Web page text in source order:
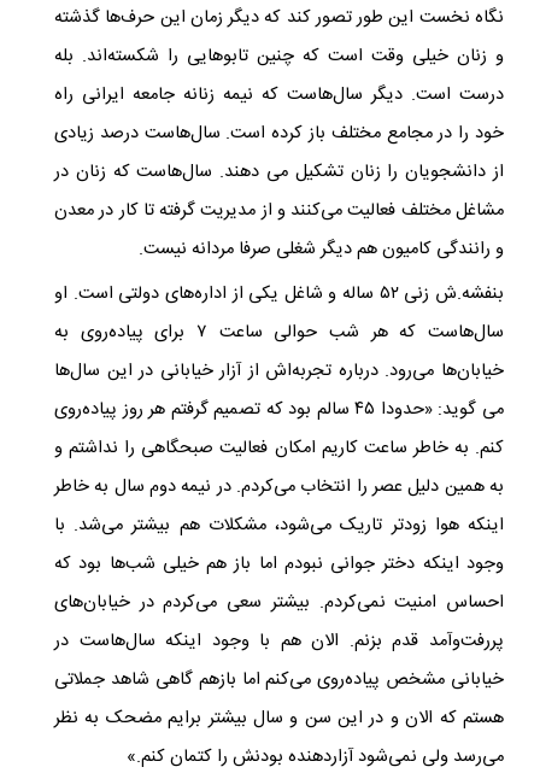
نگاه نخست این طور تصور کند که دیگر زمان این حرف‌ها گذشته
و زنان خیلی وقت است که چنین تابوهایی را شکسته‌اند. بله
درست است. دیگر سال‌هاست که نیمه زنانه جامعه ایرانی راه
خود را در مجامع مختلف باز کرده است. سال‌هاست درصد زیادی
از دانشجویان را زنان تشکیل می دهند. سال‌هاست که زنان در
مشاغل مختلف فعالیت می‌کنند و از مدیریت گرفته تا کار در معدن
و رانندگی کامیون هم دیگر شغلی صرفا مردانه نیست.
بنفشه.ش زنی ۵۲ ساله و شاغل یکی از اداره‌های دولتی است. او
سال‌هاست که هر شب حوالی ساعت ۷ برای پیاده‌روی به
خیابان‌ها می‌رود. درباره تجربه‌اش از آزار خیابانی در این سال‌ها
می گوید: «حدودا ۴۵ سالم بود که تصمیم گرفتم هر روز پیاده‌روی
کنم. به خاطر ساعت کاریم امکان فعالیت صبحگاهی را نداشتم و
به همین دلیل عصر را انتخاب می‌کردم. در نیمه دوم سال به خاطر
اینکه هوا زودتر تاریک می‌شود، مشکلات هم بیشتر می‌شد. با
وجود اینکه دختر جوانی نبودم اما باز هم خیلی شب‌ها بود که
احساس امنیت نمی‌کردم. بیشتر سعی می‌کردم در خیابان‌های
پررفت‌وآمد قدم بزنم. الان هم با وجود اینکه سال‌هاست در
خیابانی مشخص پیاده‌روی می‌کنم اما بازهم گاهی شاهد جملاتی
هستم که الان و در این سن و سال بیشتر برایم مضحک به نظر
می‌رسد ولی نمی‌شود آزاردهنده بودنش را کتمان کنم.»